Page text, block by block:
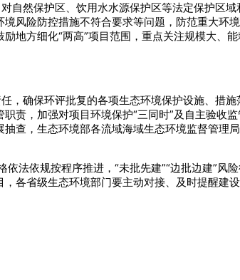
自然保护区、饮用水水源保护区等法定保护区
风险防控措施不符合要求等问题，防范重大环
地方细化“两高”项目范围，重点关注规模大、
，确保环评批复的各项生态环境保护设施、措
责，加强对项目环境保护“三同时”及自主验收
查，生态环境部各流域海域生态环境监督管理
法依规按程序推进，“未批先建”“边批边建”风
各省级生态环境部门要主动对接、及时提醒建